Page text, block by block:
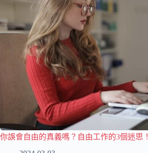
你誤會自由的真義嗎？自由工作的3個迷思！